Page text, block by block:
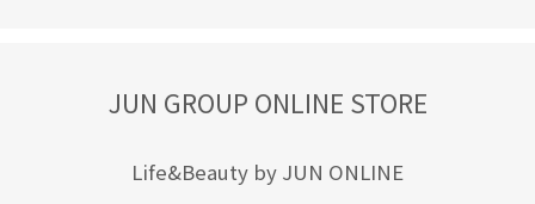
JUN GROUP ONLINE STORE
Life&Beauty by JUN ONLINE